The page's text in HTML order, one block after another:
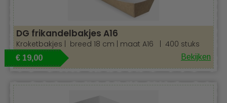
DG frikandelbakjes A16
Kroketbakjes | breed 18 cm | maat A16 | 400 stuks
€ 19,00 Bekijken